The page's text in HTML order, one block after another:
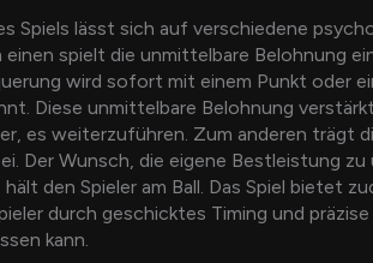
Spiels lässt sich auf verschiedene
einen spielt die unmittelbare Belohnung
wird sofort mit einem Punkt oder
Diese unmittelbare Belohnung
es weiterzuführen. Zum anderen trägt
Der Wunsch, die eigene Bestleistung
den Spieler am Ball. Das Spiel bietet
durch geschicktes Timing und
kann.